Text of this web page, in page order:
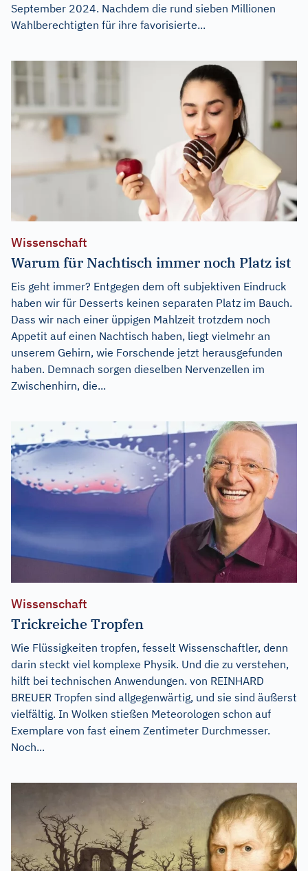
September 2024. Nachdem die rund sieben Millionen
Wahlberechtigten für ihre favorisierte...
Wissenschaft
Warum für Nachtisch immer noch Platz ist
Eis geht immer? Entgegen dem oft subjektiven Eindruck
haben wir für Desserts keinen separaten Platz im Bauch.
Dass wir nach einer üppigen Mahlzeit trotzdem noch
Appetit auf einen Nachtisch haben, liegt vielmehr an
unserem Gehirn, wie Forschende jetzt herausgefunden
haben. Demnach sorgen dieselben Nervenzellen im
Zwischenhirn, die...
Wissenschaft
Trickreiche Tropfen
Wie Flüssigkeiten tropfen, fesselt Wissenschaftler, denn
darin steckt viel komplexe Physik. Und die zu verstehen,
hilft bei technischen Anwendungen. von REINHARD
BREUER Tropfen sind allgegenwärtig, und sie sind äußerst
vielfältig. In Wolken stießen Meteorologen schon auf
Exemplare von fast einem Zentimeter Durchmesser.
Noch...